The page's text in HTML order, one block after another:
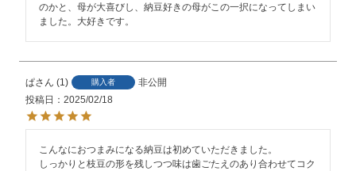
のかと、母が大喜びし、納豆好きの母がこの一択になってしまい
ました。大好きです。
ぱ 1 購入者
非公開
投稿日
2025/02/18
こんなにおつまみになる納豆は初めていただきました。
しっかりと枝豆の形を残しつつ味は歯ごたえのあり合わせてコク